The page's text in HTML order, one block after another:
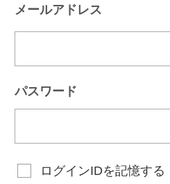
メールアドレス
パスワード
ログインIDを記憶する